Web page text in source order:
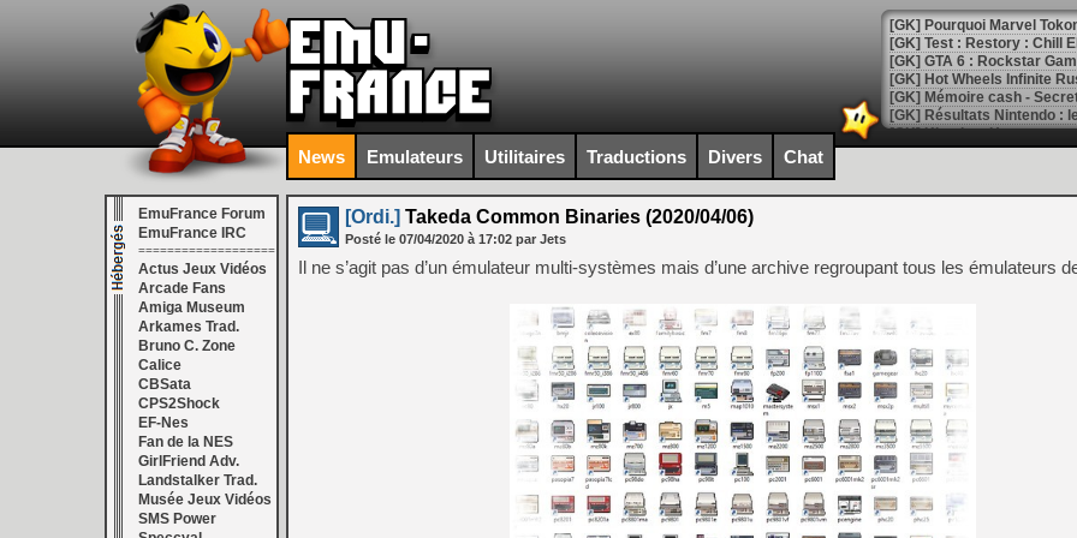
[GK] Pourquoi Marvel
[GK] Test : Restory : Chill
[GK] GTA 6 : Rockstar
[GK] Hot Wheels Infinite
[GK] Mémoire cash -
[GK] Résultats Nintendo :
[GK] Déjà des
[Mo5] Brickboy cherche à
[GK] Minecraft et ses «
[GK] Beast of
[GK] Ubisoft : fin de partie
[GK] Mémoire cash -
[GK] Dan Houser (GTA)
[GK] Comment EA Sports
[GK] Crimson Moon : un
[GK] Isle of Reveries : le
[GK] Moonlighter 2 : The
[GK] Capcom relance
[Mo5] Deux inédits du
[GK] Le beat'em up The
[GK] Endless Legend 2 :
News Emulateurs Utilitaires Traductions Divers Chat
EmuFrance Forum
EmuFrance IRC
===================
Actus Jeux Vidéos
Arcade Fans
Amiga Museum
Arkames Trad.
Bruno C. Zone
Calice
CBSata
CPS2Shock
EF-Nes
Fan de la NES
GirlFriend Adv.
Landstalker Trad.
Musée Jeux Vidéos
SMS Power
[Ordi.] Takeda Common Binaries (2020/04/06)
Posté le 07/04/2020 à 17:02 par Jets
Il ne s’agit pas d’un émulateur multi-systèmes mais d’une archive regroupant tous les émulateurs